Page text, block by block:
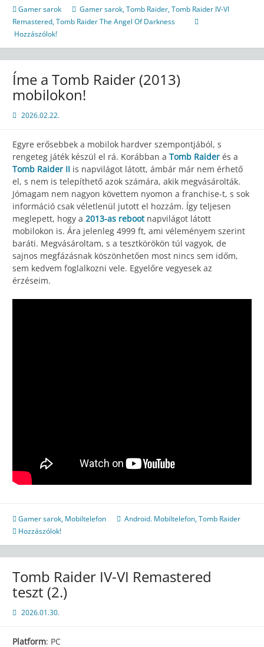
Gamer sarok Gamer sarok,Tomb Raider,Tomb Raider IV-VI
Remastered,Tomb Raider The Angel Of Darkness
Hozzászólok!
Íme a Tomb Raider (2013)
mobilokon!
2026.02.22.
Egyre erősebbek a mobilok hardver szempontjából, s
rengeteg játék készül el rá. Korábban a Tomb Raider és a
Tomb Raider II is napvilágot látott, ámbár már nem érhető
el, s nem is telepíthető azok számára, akik megvásárolták.
Jómagam nem nagyon követtem nyomon a franchise-t, s sok
információ csak véletlenül jutott el hozzám. Így teljesen
meglepett, hogy a 2013-as rebootnapvilágot látott
mobilokon is. Ára jelenleg 4999 ft, ami véleményem szerint
baráti. Megvásároltam, s a tesztkörökön túl vagyok, de
sajnos megfázásnak köszönhetően most nincs sem időm,
sem kedvem foglalkozni vele. Egyelőre vegyesek az
érzéseim.
Gamer sarok, Mobiltelefon Android. Mobiltelefon,Tomb Raider
Hozzászólok!
Tomb Raider IV-VI Remastered
teszt (2.)
2026.01.30.
Platform: PC